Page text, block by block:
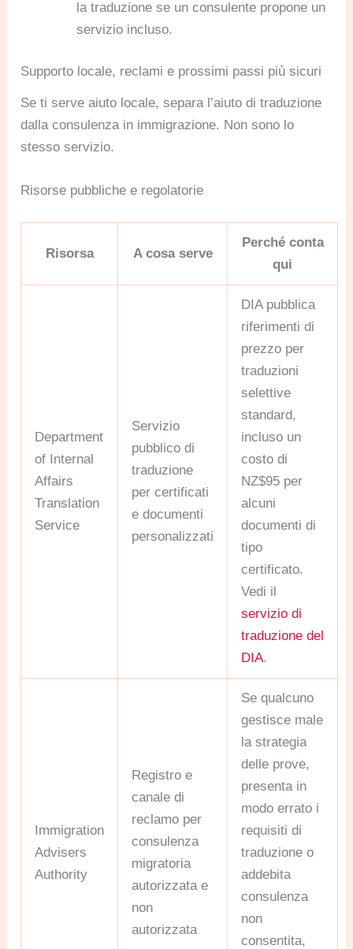
la traduzione se un consulente propone un
servizio incluso.
Supporto locale, reclami e prossimi passi più sicuri
Se ti serve aiuto locale, separa l’aiuto di traduzione
dalla consulenza in immigrazione. Non sono lo
stesso servizio.
Risorse pubbliche e regolatorie
Risorsa A cosa serve
Perché conta
qui
Department
of Internal
Affairs
Translation
Service
Servizio
pubblico di
traduzione
per certificati
e documenti
personalizzati
DIA pubblica
riferimenti di
prezzo per
traduzioni
selettive
standard,
incluso un
costo di
NZ$95 per
alcuni
documenti di
tipo
certificato.
Vedi il
servizio di
traduzione del
DIA.
Immigration
Advisers
Authority
Registro e
canale di
reclamo per
consulenza
migratoria
autorizzata e
non
autorizzata
Se qualcuno
gestisce male
la strategia
delle prove,
presenta in
modo errato i
requisiti di
traduzione o
addebita
consulenza
non
consentita,